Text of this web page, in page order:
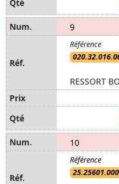
9
RESSORT
10
25.25601.000